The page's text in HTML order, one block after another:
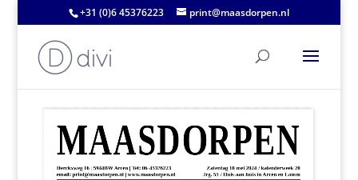
+31 (0)6 45376223 print@maasdorpen.nl